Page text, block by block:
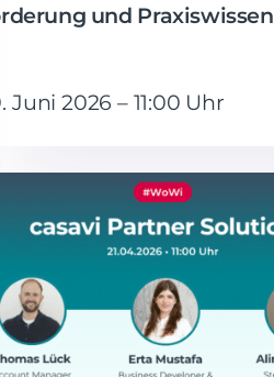
und Praxiswissen
Juni 2026 – 11:00 Uhr